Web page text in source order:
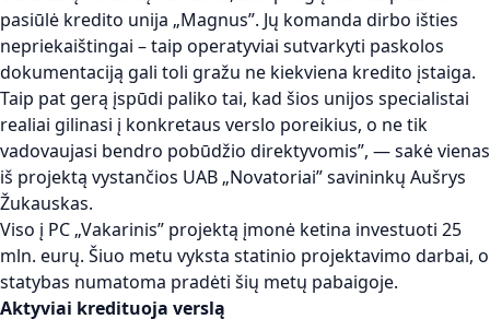
pasiūlė kredito unija „Magnus”. Jų komanda dirbo išties
nepriekaištingai – taip operatyviai sutvarkyti paskolos
dokumentaciją gali toli gražu ne kiekviena kredito įstaiga.
Taip pat gerą įspūdi paliko tai, kad šios unijos specialistai
realiai gilinasi į konkretaus verslo poreikius, o ne tik
vadovaujasi bendro pobūdžio direktyvomis”, — sakė vienas
iš projektą vystančios UAB „Novatoriai” savininkų Aušrys
Žukauskas.
Viso į PC „Vakarinis” projektą įmonė ketina investuoti 25
mln. eurų. Šiuo metu vyksta statinio projektavimo darbai, o
statybas numatoma pradėti šių metų pabaigoje.
Aktyviai kredituoja verslą